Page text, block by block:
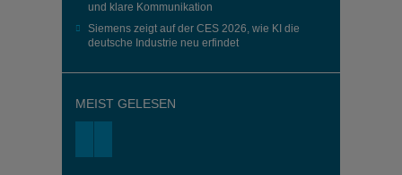
und klare Kommunikation
Siemens zeigt auf der CES 2026, wie KI die
deutsche Industrie neu erfindet
MEIST GELESEN